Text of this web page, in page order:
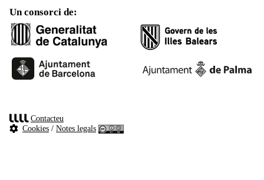
Un consorci de:
Contacteu
Cookies / Notes legals